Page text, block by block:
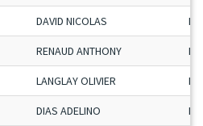
DAVID NICOLAS
RENAUD ANTHONY
LANGLAY OLIVIER
DIAS ADELINO